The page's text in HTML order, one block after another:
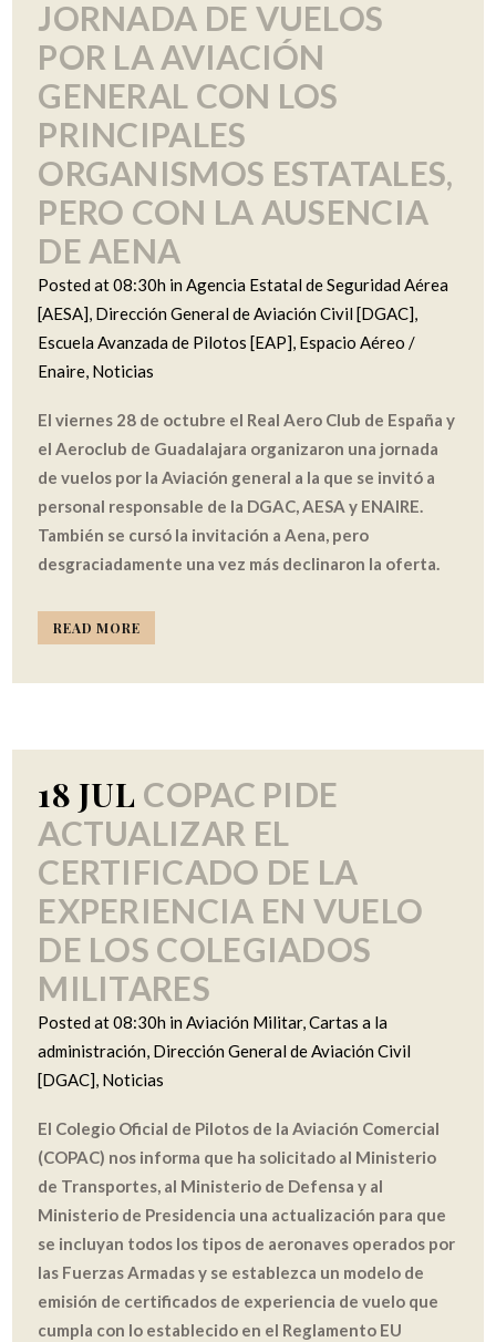
JORNADA DE VUELOS
POR LA AVIACIÓN
GENERAL CON LOS
PRINCIPALES
ORGANISMOS ESTATALES,
PERO CON LA AUSENCIA
DE AENA
Posted at 08:30h inAgencia Estatal de Seguridad Aérea
[AESA], Dirección General de Aviación Civil [DGAC],
Escuela Avanzada de Pilotos [EAP], Espacio Aéreo /
Enaire, Noticias
El viernes 28 de octubre el Real Aero Club de España y
el Aeroclub de Guadalajara organizaron una jornada
de vuelos por la Aviación general a la que se invitó a
personal responsable de la DGAC, AESA y ENAIRE.
También se cursó la invitación a Aena, pero
desgraciadamente una vez más declinaron la oferta.
READ MORE
18 JUL COPAC PIDE
ACTUALIZAR EL
CERTIFICADO DE LA
EXPERIENCIA EN VUELO
DE LOS COLEGIADOS
MILITARES
Posted at 08:30h inAviación Militar,Cartas a la
administración, Dirección General de Aviación Civil
[DGAC], Noticias
El Colegio Oficial de Pilotos de la Aviación Comercial
(COPAC) nos informa que ha solicitado al Ministerio
de Transportes, al Ministerio de Defensa y al
Ministerio de Presidencia una actualización para que
se incluyan todos los tipos de aeronaves operados por
las Fuerzas Armadas y se establezca un modelo de
emisión de certificados de experiencia de vuelo que
cumpla con lo establecido en el Reglamento EU